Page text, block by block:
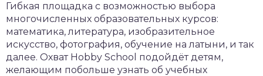
Гибкая площадка с возможностью выбора
многочисленных образовательных курсов:
математика, литература, изобразительное
искусство, фотография, обучение на латыни, и так
далее. Охват Hobby School подойдёт детям,
желающим побольше узнать об учебных